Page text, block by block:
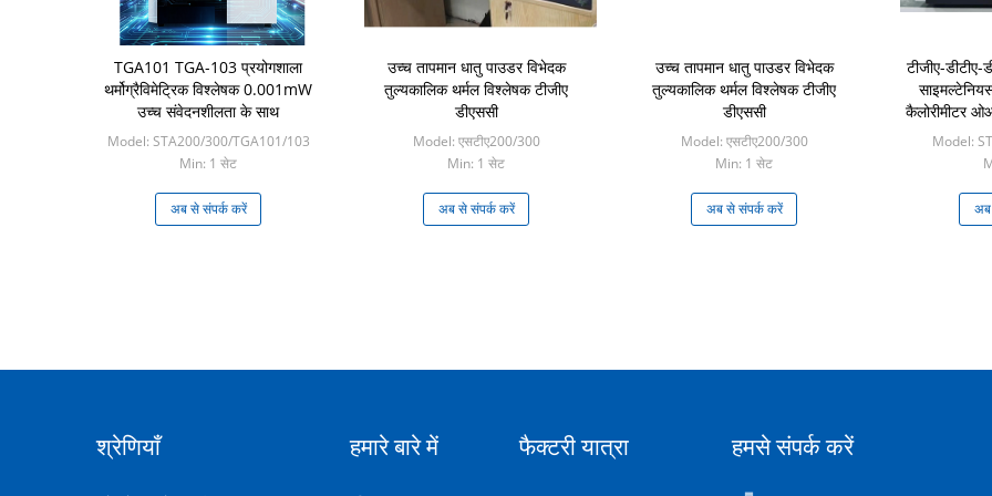
TGA101 TGA-103 प्रयोगशाला
थर्मोग्रैविमेट्रिक विश्लेषक 0.001mW
उच्च संवेदनशीलता के साथ
Model: STA200/300/TGA101/103
Min: 1 सेट
अब से संपर्क करें
उच्च तापमान धातु पाउडर विभेदक
तुल्यकालिक थर्मल विश्लेषक टीजीए
डीएससी
Model: एसटीए200/300
Min: 1 सेट
अब से संपर्क करें
उच्च तापमान धातु पाउडर विभेदक
तुल्यकालिक थर्मल विश्लेषक टीजीए
डीएससी
Model: एसटीए200/300
Min: 1 सेट
अब से संपर्क करें
टीजीए-डीटीए-
कैलोरीमीटर
सिंक्रोनस
Model:
अब
श्रेणियाँ हमारे बारे में फैक्टरी यात्रा हमसे संपर्क करें